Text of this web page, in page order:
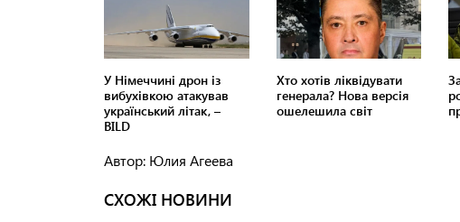
Автор: Юлия Агеева
СХОЖІ НОВИНИ